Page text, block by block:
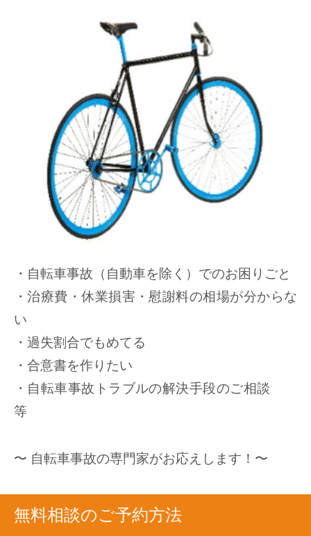
・自転車事故（自動車を除く）でのお困りごと
・治療費・休業損害・慰謝料の相場が分からな
い
・過失割合でもめてる
・合意書を作りたい
・自転車事故トラブルの解決手段のご相談
等
〜 自転車事故の専門家がお応えします！〜
無料相談のご予約方法